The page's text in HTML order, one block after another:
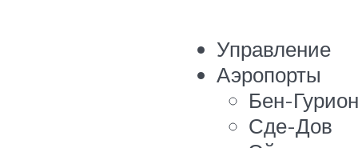
Управление
Аэропорты
Бен-Гурион
Сде-Дов